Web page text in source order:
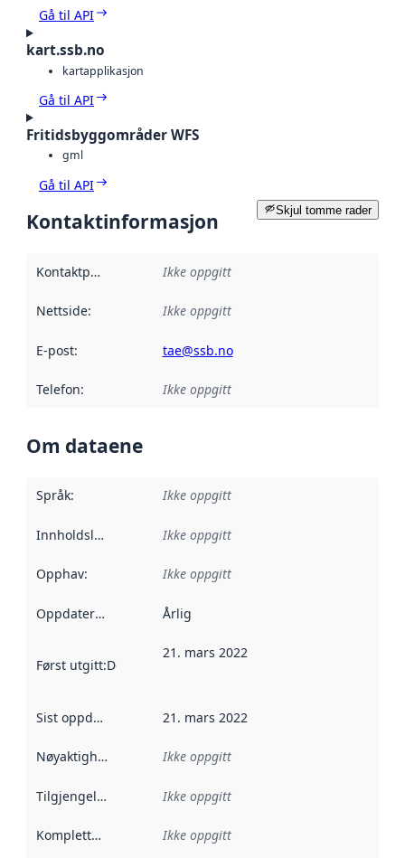
Gå til API
kart.ssb.no
kartapplikasjon
Gå til API
Fritidsbyggområder WFS
gml
Gå til API
Skjul tomme rader
Kontaktinformasjon
Kontaktpunkt Ikke oppgitt
Nettside: Ikke oppgitt
E-post: tae@ssb.no
Telefon: Ikke oppgitt
Om dataene
Språk: Ikke oppgitt
Innholdsleverandører :
Ikke oppgitt
Opphav: Ikke oppgitt
Oppdateringsfrekvens :
Årlig
Først utgitt:Denne datoen sier når dataene i dette
21. mars 2022
Sist oppdatert 21. mars 2022
Nøyaktighet Ikke oppgitt
Tilgjengelighet Ikke oppgitt
Kompletthet Ikke oppgitt